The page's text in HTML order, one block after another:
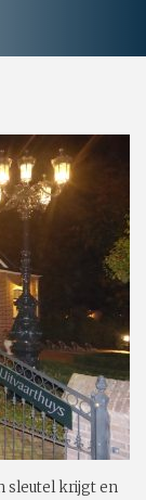
sleutel krijgt en